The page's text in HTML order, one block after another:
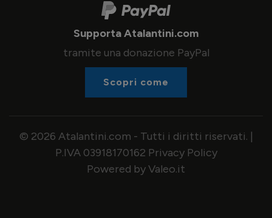
Supporta Atalantini.com
tramite una donazione PayPal
Scopri come
© 2026 Atalantini.com - Tutti i diritti riservati. |
P.IVA 03918170162 Privacy Policy
Powered by Valeo.it